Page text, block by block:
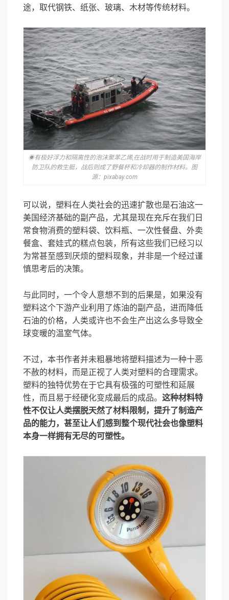
途，取代钢铁、纸张、玻璃、木材等传统材料。
◉有极好浮力和隔离性的泡沫聚苯乙烯,在战时用于制造美国海岸
防卫队的救生艇，战后则成了野餐杯和冷却器的制作材料。图
源：pixabay.com
可以说，塑料在人类社会的迅速扩散也是石油这一
美国经济基础的副产品，尤其是现在充斥在我们日
常食物消费的塑料袋、饮料瓶、一次性餐盘、外卖
餐盒、套娃式的糕点包装，所有这些我们已经习以
为常甚至感到厌烦的塑料现象，并非是一个经过谨
慎思考后的决策。
与此同时，一个令人意想不到的后果是，如果没有
塑料这个下游产业利用了炼油的副产品，进而降低
石油的价格，人类或许也不会生产出这么多导致全
球变暖的温室气体。
不过，本书作者并未粗暴地将塑料描述为一种十恶
不赦的材料，而是正视了人类对塑料的合理需求。
塑料的独特优势在于它具有极强的可塑性和延展
性，而且易于经硬化变成最后的成品。 这种材料特
性不仅让人类摆脱天然了材料限制，提升了制造产
品的能力，甚至让人们感到整个现代社会也像塑料
本身一样拥有无尽的可塑性。